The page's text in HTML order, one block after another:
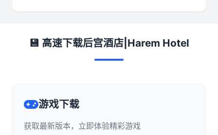
💾 高速下载后宫酒店|Harem Hotel
游戏下载
获取最新版本，立即体验精彩游戏